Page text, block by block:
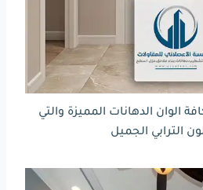
الوان الدهانات المميزة والتي
الترابي الجميل